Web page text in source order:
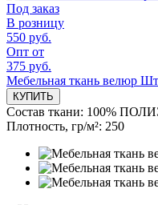
Под заказ
В розницу
550 руб.
Опт от
375 руб.
Мебельная ткань велюр
КУПИТЬ
Состав ткани: 100%
Плотность, гр/м²: 250